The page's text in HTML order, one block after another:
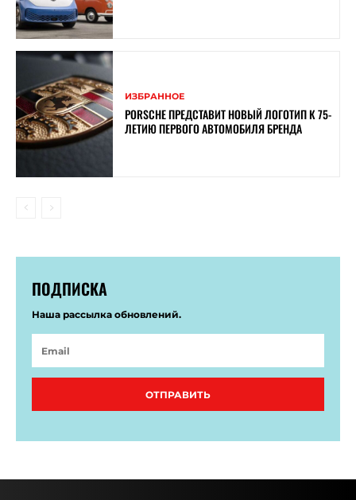
ИЗБРАННОЕ
PORSCHE ПРЕДСТАВИТ НОВЫЙ ЛОГОТИП К 75-
ЛЕТИЮ ПЕРВОГО АВТОМОБИЛЯ БРЕНДА
ПОДПИСКА
Наша рассылка обновлений.
ОТПРАВИТЬ